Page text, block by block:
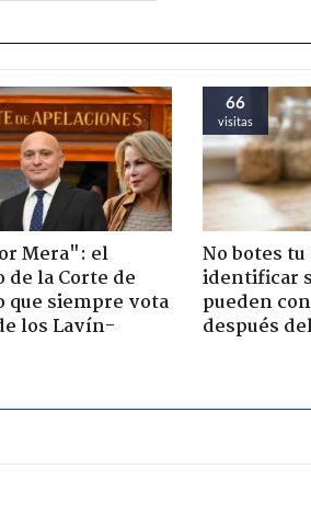
Mera": el
la Corte de
que siempre vota
los Lavín-
66
visitas
No botes
identificar
pueden
después